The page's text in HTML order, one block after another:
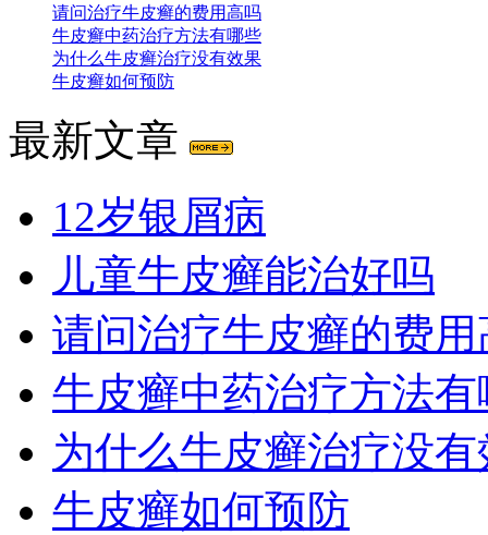
请问治疗牛皮癣的费用高吗
牛皮癣中药治疗方法有哪些
为什么牛皮癣治疗没有效果
牛皮癣如何预防
最新文章
12岁银屑病
儿童牛皮癣能治好吗
请问治疗牛皮癣的费用
牛皮癣中药治疗方法有
为什么牛皮癣治疗没
牛皮癣如何预防